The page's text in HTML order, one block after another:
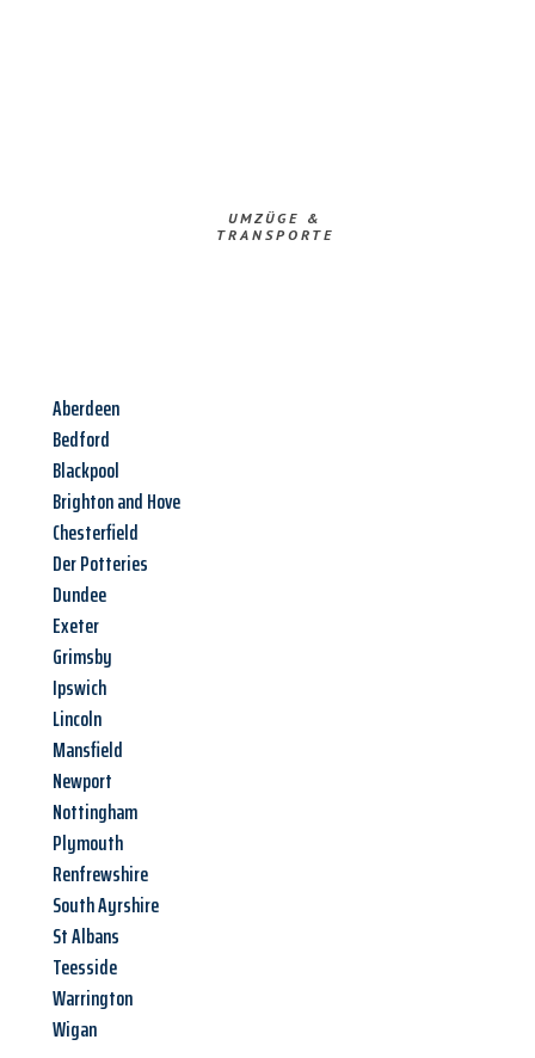
UMZÜGE &
TRANSPORTE
Aberdeen
Bedford
Blackpool
Brighton and Hove
Chesterfield
Der Potteries
Dundee
Exeter
Grimsby
Ipswich
Lincoln
Mansfield
Newport
Nottingham
Plymouth
Renfrewshire
South Ayrshire
St Albans
Teesside
Warrington
Wigan